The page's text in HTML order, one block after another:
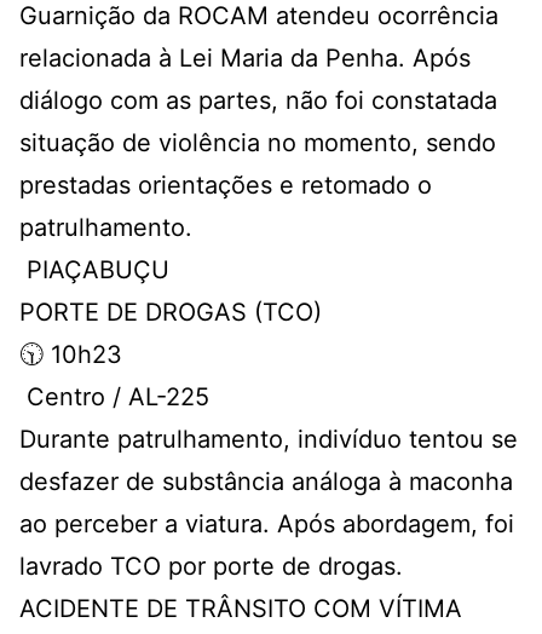
Guarnição da ROCAM atendeu ocorrência
relacionada à Lei Maria da Penha. Após
diálogo com as partes, não foi constatada
situação de violência no momento, sendo
prestadas orientações e retomado o
patrulhamento.
PIAÇABUÇU
PORTE DE DROGAS (TCO)
🕥 10h23
Centro / AL-225
Durante patrulhamento, indivíduo tentou se
desfazer de substância análoga à maconha
ao perceber a viatura. Após abordagem, foi
lavrado TCO por porte de drogas.
ACIDENTE DE TRÂNSITO COM VÍTIMA